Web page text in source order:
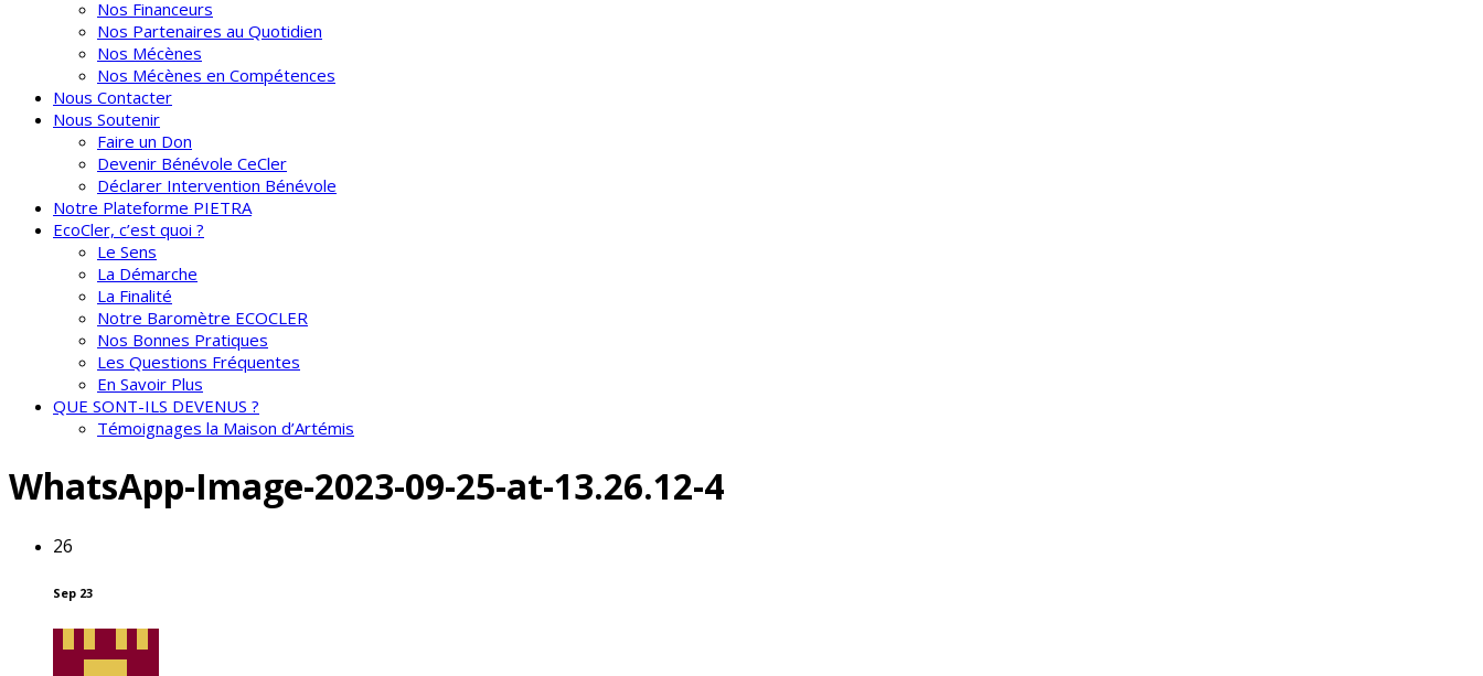
Nos Financeurs
Nos Partenaires au Quotidien
Nos Mécènes
Nos Mécènes en Compétences
Nous Contacter
Nous Soutenir
Faire un Don
Devenir Bénévole CeCler
Déclarer Intervention Bénévole
Notre Plateforme PIETRA
EcoCler, c’est quoi ?
Le Sens
La Démarche
La Finalité
Notre Baromètre ECOCLER
Nos Bonnes Pratiques
Les Questions Fréquentes
En Savoir Plus
QUE SONT-ILS DEVENUS ?
Témoignages la Maison d’Artémis
WhatsApp-Image-2023-09-25-at-13.26.12-4
26
Sep 23